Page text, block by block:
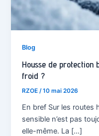
Blog
Housse de
froid ?
RZOE/10 mai 2026
En bref Sur les routes
sensible n’est pas
elle-même. La […]